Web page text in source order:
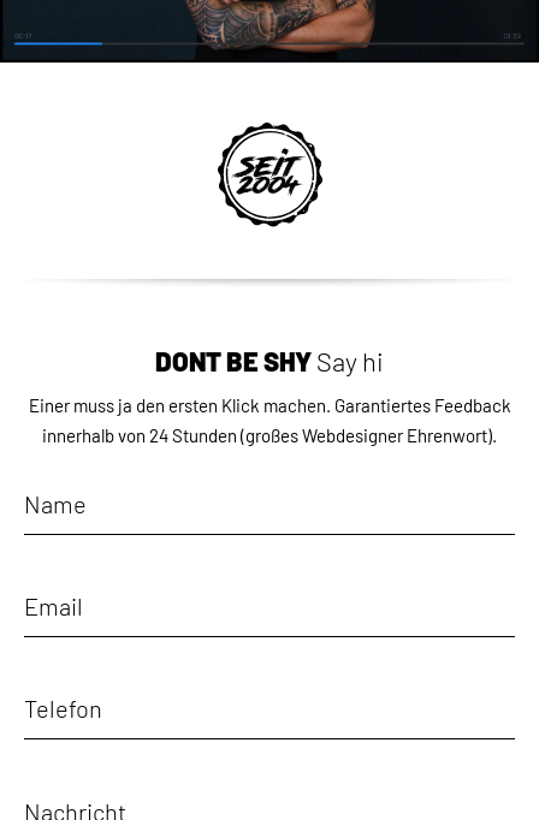
DON`T BE SHYSay hi
Einer muss ja den ersten Klick machen. Garantiertes Feedback
innerhalb von 24 Stunden (großes Webdesigner Ehrenwort).